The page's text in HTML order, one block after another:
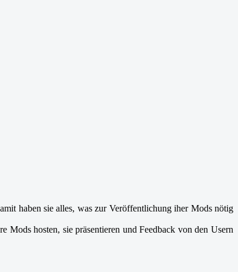
haben sie alles, was zur Veröffentlichung iher Mods nötig
hosten, sie präsentieren und Feedback von den Usern